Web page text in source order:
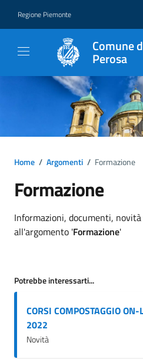
Regione Piemonte
Comune
Perosa
Home / Argomenti / Formazione
Formazione
Dettagli
Informazioni, documenti,
all'argomento 'Formazione'
Potrebbe interessarti...
CORSI COMPOSTAGGIO
2022
Novità